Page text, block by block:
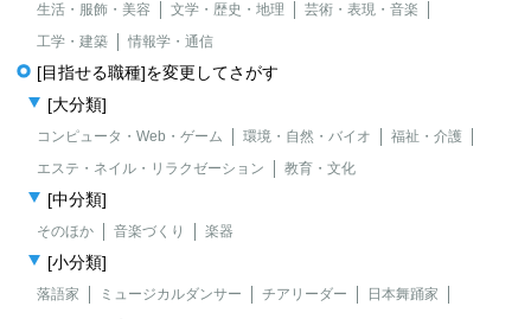
生活・服飾・美容 文学・歴史・地理
芸術・表現・音楽
工学・建築
情報学・通信
[目指せる職種]を変更してさがす
[大分類]
コンピュータ・Web・ゲーム 環境・自然・バイオ
福祉・介護
エステ・ネイル・リラクゼーション
教育・文化
[中分類]
そのほか 音楽づくり 楽器
[小分類]
落語家 ミュージカルダンサー チアリーダー
日本舞踊家